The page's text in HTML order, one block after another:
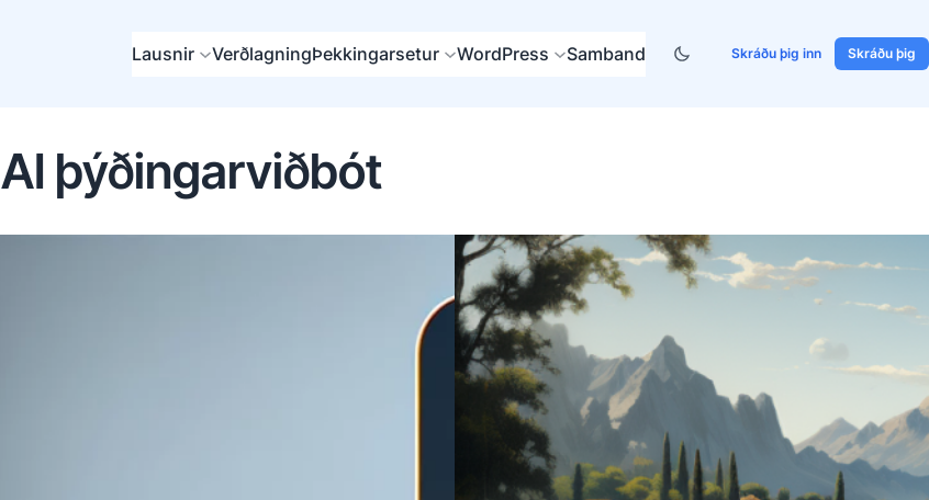
Lausnir VerðlagningÞekkingarsetur WordPress Samband Skráðu þig inn Skráðu þig
AI þýðingarviðbót